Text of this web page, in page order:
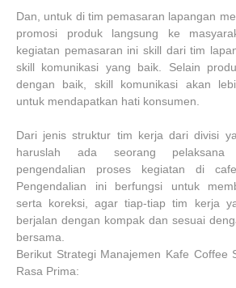
Dan, untuk di tim pemasaran lapangan
promosi produk langsung ke
kegiatan pemasaran ini skill dari tim
skill komunikasi yang baik. Selain
dengan baik, skill komunikasi akan
untuk mendapatkan hati konsumen.
Dari jenis struktur tim kerja dari divisi
haruslah ada seorang pelaksana
pengendalian proses kegiatan di
Pengendalian ini berfungsi untuk
serta koreksi, agar tiap-tiap tim kerja
berjalan dengan kompak dan sesuai
bersama.
Berikut Strategi Manajemen Kafe Coffee
Rasa Prima: